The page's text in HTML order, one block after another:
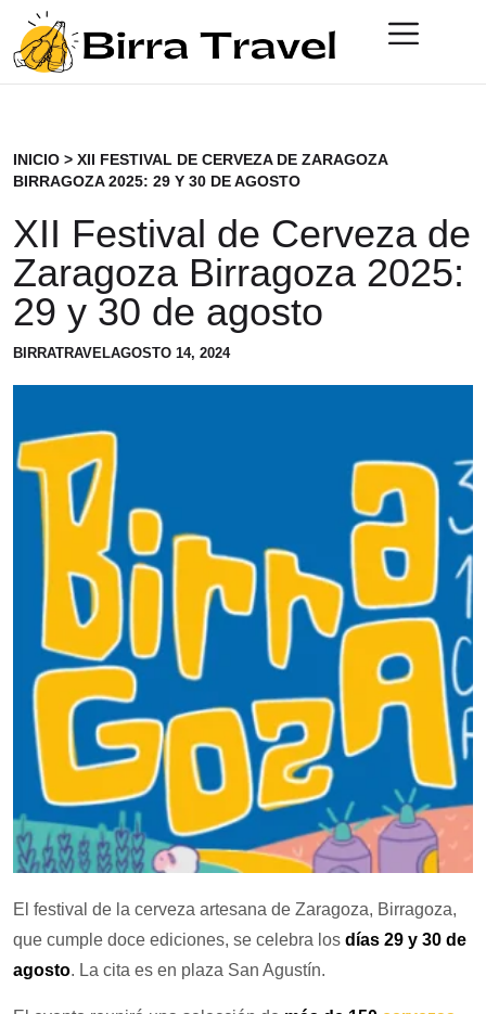
INICIO > XII FESTIVAL DE CERVEZA DE ZARAGOZA
BIRRAGOZA 2025: 29 Y 30 DE AGOSTO
XII Festival de Cerveza de
Zaragoza Birragoza 2025:
29 y 30 de agosto
BIRRATRAVELAGOSTO 14, 2024
El festival de la cerveza artesana de Zaragoza, Birragoza,
que cumple doce ediciones, se celebra los días 29 y 30 de
agosto. La cita es en plaza San Agustín.